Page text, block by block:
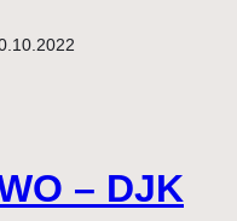
– DJK